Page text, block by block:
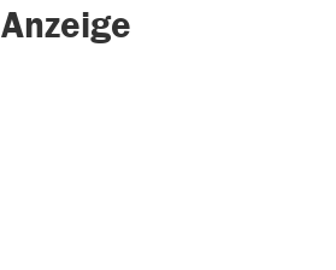
Anzeige